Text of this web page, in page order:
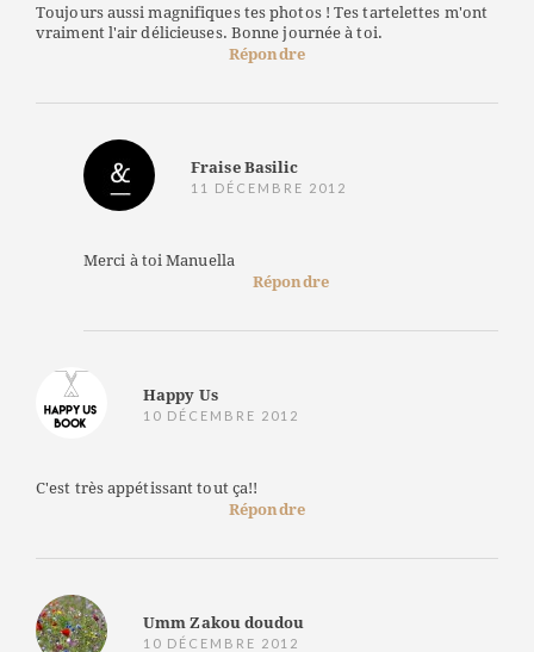
Toujours aussi magnifiques tes photos ! Tes tartelettes m'ont
vraiment l'air délicieuses. Bonne journée à toi.
Répondre
Fraise Basilic
11 DÉCEMBRE 2012
Merci à toi Manuella
Répondre
Happy Us
10 DÉCEMBRE 2012
C'est très appétissant tout ça!!
Répondre
Umm Zakou doudou
10 DÉCEMBRE 2012